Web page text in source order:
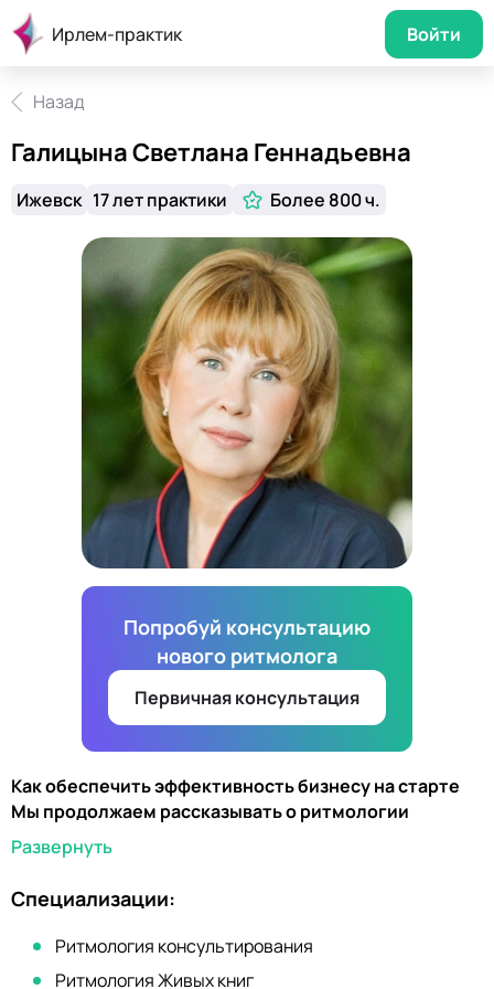
Ирлем-практик Войти
Назад
Попробуй консультацию
нового ритмолога
Первичная консультация
Галицына Светлана Геннадьевна
Ижевск 17 лет практики Более 800 ч.
Как обеспечить эффективность бизнесу на старте
Мы продолжаем рассказывать о ритмологии
консультирования и сопровождения предприятий.
Сегодняшняя тема связана со стартапами. О том,
что в первую очередь нужно учесть при открытии
собственного дела, беседуем с предпринимателем,
ритмологом предприятий Светланой Галицыной.
Светлана Геннадьевна, сегодня многие люди,
Развернуть
Специализации:
Ритмология консультирования
Ритмология Живых книг